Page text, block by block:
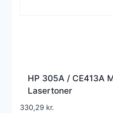
HP 305A / CE413A
Lasertoner
330,29 kr.